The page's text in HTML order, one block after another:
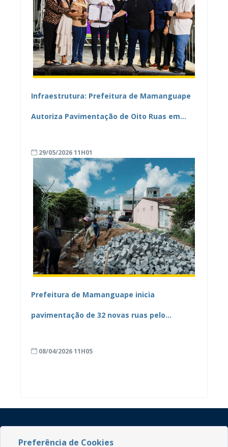
Infraestrutura: Prefeitura de Mamanguape
Autoriza Pavimentação de Oito Ruas em
29/05/2026 11H01
Prefeitura de Mamanguape inicia
pavimentação de 32 novas ruas pelo
08/04/2026 11H05
Preferência de Cookies